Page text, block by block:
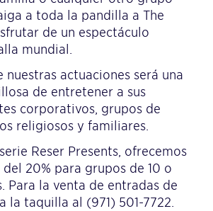
a toda la pandilla a The
de un espectáculo
mundial.
nuestras actuaciones será una
de entretener a sus
corporativos, grupos de
religiosos y familiares.
Reser Presents, ofrecemos
20% para grupos de 10 o
Para la venta de entradas de
la taquilla al (971) 501-7722.